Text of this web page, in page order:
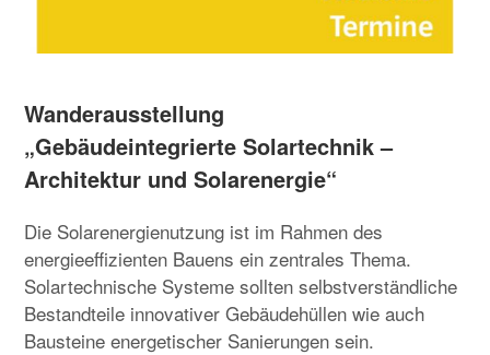
Wanderausstellung
„Gebäudeintegrierte Solartechnik –
Architektur und Solarenergie“
Die Solarenergienutzung ist im Rahmen des
energieeffizienten Bauens ein zentrales Thema.
Solartechnische Systeme sollten selbstverständliche
Bestandteile innovativer Gebäudehüllen wie auch
Bausteine energetischer Sanierungen sein.